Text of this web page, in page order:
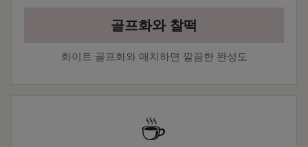
골프화와 찰떡
화이트 골프화와 매치하면 깔끔한 완성도
☕